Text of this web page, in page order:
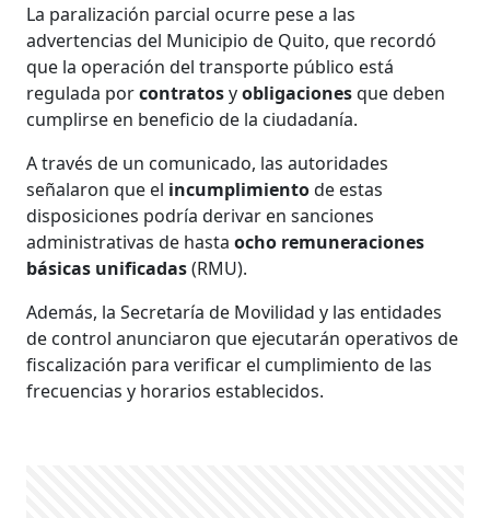
La paralización parcial ocurre pese a las
advertencias del Municipio de Quito, que recordó
que la operación del transporte público está
regulada porcontratosyobligacionesque deben
cumplirse en beneficio de la ciudadanía.
A través de un comunicado, las autoridades
señalaron que el incumplimientode estas
disposiciones podría derivar en sanciones
administrativas de hastaocho remuneraciones
básicas unificadas(RMU).
Además, la Secretaría de Movilidad y las entidades
de control anunciaron que ejecutarán operativos de
fiscalización para verificar el cumplimiento de las
frecuencias y horarios establecidos.